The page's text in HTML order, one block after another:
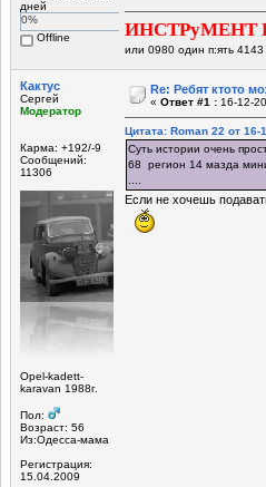
дней
0%
Offline
ИНСТРуМЕНТ
или 0980 один п:ять
Кактус
Сергей
Модератор
Карма: +192/-9
Сообщений:
11306
Opel-kadett-
karavan 1988г.
Пол:
Возраст: 56
Из:Одесса-мама
Регистрация:
15.04.2009
Re: Ребят ктото
« Ответ #1 : 16-12-
Цитата: Roman 22 от 16-
Суть истории очень
68 регион 14 мазда
Если не хочешь